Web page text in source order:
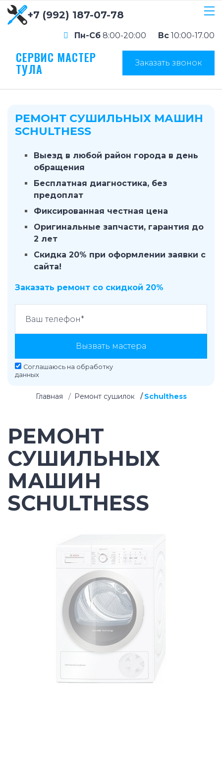
+7 (992) 187-07-78
Пн-Сб 8:00-20:00 Вс 10:00-17.00
СЕРВИС МАСТЕР
ТУЛА Заказать звонок
РЕМОНТ СУШИЛЬНЫХ МАШИН
SCHULTHESS
Выезд в любой район города в день
обращения
Бесплатная диагностика, без
предоплат
Фиксированная честная цена
Оригинальные запчасти, гарантия до
2 лет
Скидка 20% при оформлении заявки с
сайта!
Заказать ремонт со скидкой 20%
Вызвать мастера
Соглашаюсь на обработку
данных
Главная Ремонт сушилок Schulthess
РЕМОНТ
СУШИЛЬНЫХ
МАШИН
SCHULTHESS